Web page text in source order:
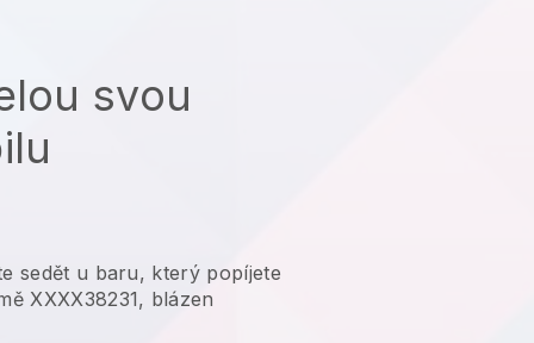
svou
sedět u baru, který popíjete
XXXX38231, blázen